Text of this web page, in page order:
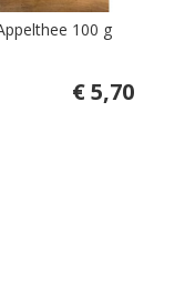
100 g
€ 5,70